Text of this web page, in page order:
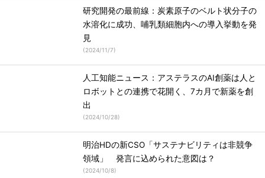
研究開発の最前線：炭素原子のベルト状分子の
水溶化に成功、哺乳類細胞内への導入挙動を発
見
(2024/11/7)
人工知能ニュース：アステラスのAI創薬は人と
ロボットとの連携で花開く、7カ月で新薬を創
出
(2024/10/28)
明治HDの新CSO「サステナビリティは非競争
領域」 発言に込められた意図は？
(2024/10/8)